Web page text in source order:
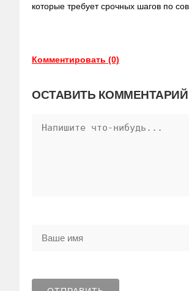
которые требует срочных шагов по
Комментировать (0)
ОСТАВИТЬ КОММЕНТАРИЙ